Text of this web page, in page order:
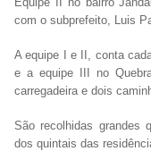
com o subprefeito, Luis
A equipe I e II, conta
e a equipe III no
carregadeira e dois
São recolhidas grandes
dos quintais das